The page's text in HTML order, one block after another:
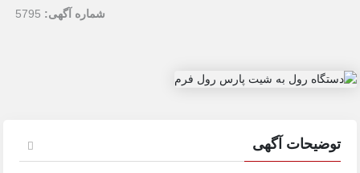
شماره آگهی: 5795
توضیحات آگهی